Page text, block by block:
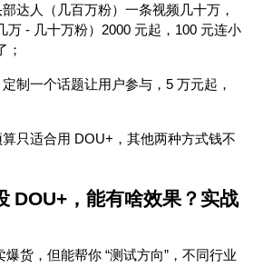
达人（几百万粉）一条视频几十万，
万 - 几十万粉） 2000 元起， 100 元连小
；
制一个话题让用户参与， 5 万元起，
算只适合用 DOU+ ，其他两种方式钱不
DOU+ ，能有啥效果？实战
爆货，但能帮你 “测试方向” ，不同行业